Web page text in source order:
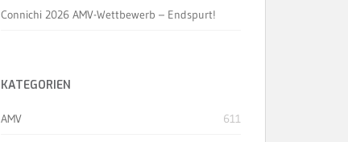
Connichi 2026 AMV-Wettbewerb – Endspurt!
KATEGORIEN
AMV 611